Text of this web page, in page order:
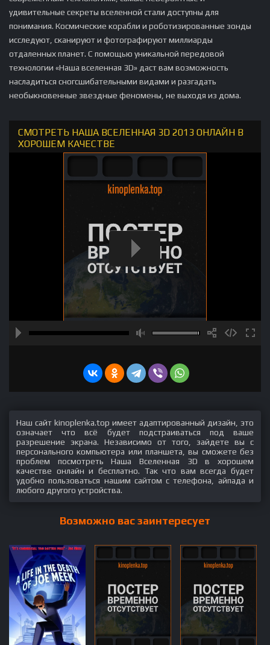
удивительные секреты вселенной стали доступны для
понимания. Космические корабли и роботизированные зонды
исследуют, сканируют и фотографируют миллиарды
отдаленных планет. С помощью уникальной передовой
технологии «Наша вселенная 3D» даст вам возможность
насладиться сногсшибательными видами и разгадать
необыкновенные звездные феномены, не выходя из дома.
СМОТРЕТЬ НАША ВСЕЛЕННАЯ 3D 2013 ОНЛАЙН В
ХОРОШЕМ КАЧЕСТВЕ
Наш сайт kinoplenka.top имеет адаптированный дизайн, это
означает что всё будет подстраиваться под ваше
разрешение экрана. Независимо от того, зайдете вы с
персонального компьютера или планшета, вы сможете без
проблем посмотреть Наша Вселенная 3D в хорошем
качестве онлайн и бесплатно. Так что вам всегда будет
удобно пользоваться нашим сайтом с телефона, айпада и
любого другого устройства.
Возможно вас заинтересует